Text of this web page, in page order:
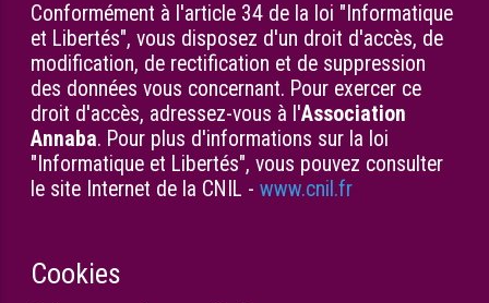
Conformément à l'article 34 de la loi "Informatique
et Libertés", vous disposez d'un droit d'accès, de
modification, de rectification et de suppression
des données vous concernant. Pour exercer ce
droit d'accès, adressez-vous à l'Association
Annaba. Pour plus d'informations sur la loi
"Informatique et Libertés", vous pouvez consulter
le site Internet de la CNIL - www.cnil.fr
Cookies